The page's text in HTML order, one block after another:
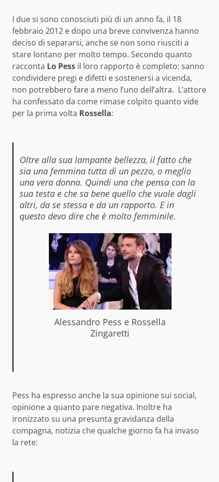
I due si sono conosciuti più di un anno fa, il 18
febbraio 2012 e dopo una breve convivenza hanno
deciso di separarsi, anche se non sono riusciti a
stare lontano per molto tempo. Secondo quanto
racconta Lo Pess il loro rapporto è completo: sanno
condividere pregi e difetti e sostenersi a vicenda,
non potrebbero fare a meno l’uno dell’altra. L’attore
ha confessato da come rimase colpito quanto vide
per la prima volta Rossella:
Oltre alla sua lampante bellezza, il fatto che
sia una femmina tutta di un pezzo, o meglio
una vera donna. Quindi una che pensa con la
sua testa e che sa bene quello che vuole dagli
altri, da se stessa e da un rapporto. E in
questo devo dire che è molto femminile.
Alessandro Pess e Rossella
Zingaretti
Pess ha espresso anche la sua opinione sui social,
opinione a quanto pare negativa. Inoltre ha
ironizzato su una presunta gravidanza della
compagna, notizia che qualche giorno fa ha invaso
la rete: